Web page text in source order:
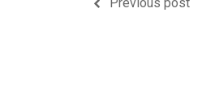
Previous post